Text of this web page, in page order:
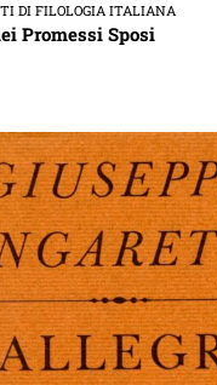
DI FILOLOGIA ITALIANA
Promessi Sposi